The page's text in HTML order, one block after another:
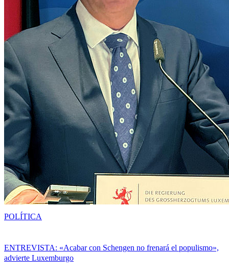
ENTREVISTA: «Acabar con Schengen no frenará el populismo»,
advierte Luxemburgo
POLÍTICA